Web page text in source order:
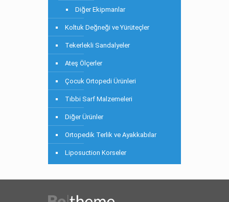
Diğer Ekipmanlar
Koltuk Değneği ve Yürüteçler
Tekerlekli Sandalyeler
Ateş Ölçerler
Çocuk Ortopedi Ürünleri
Tıbbi Sarf Malzemeleri
Diğer Ürünler
Ortopedik Terlik ve Ayakkabılar
Liposuction Korseler